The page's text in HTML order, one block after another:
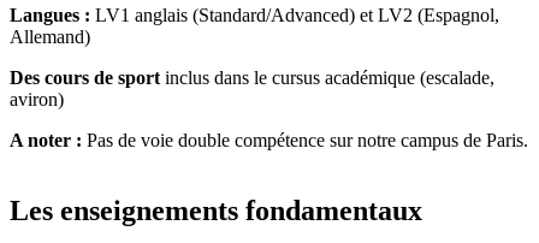
Langues : LV1 anglais (Standard/Advanced) et LV2 (Espagnol,
Allemand)
Des cours de sport inclus dans le cursus académique (escalade,
aviron)
A noter : Pas de voie double compétence sur notre campus de Paris.
Les enseignements fondamentaux